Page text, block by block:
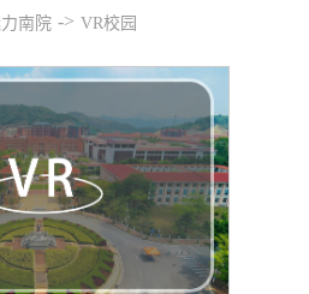
南院 -> VR校园